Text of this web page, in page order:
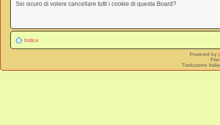
Sei sicuro di volere cancellare tutti i cookie di questa Board?
Indice
Powered by
Traduzione